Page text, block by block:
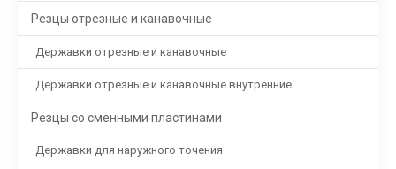
Резцы отрезные и канавочные
Державки отрезные и канавочные
Державки отрезные и канавочные внутренние
Резцы со сменными пластинами
Державки для наружного точения